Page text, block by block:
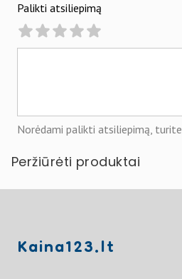
Palikti atsiliepimą
Norėdami palikti atsiliepimą, turite
Peržiūrėti produktai
Kaina123.lt